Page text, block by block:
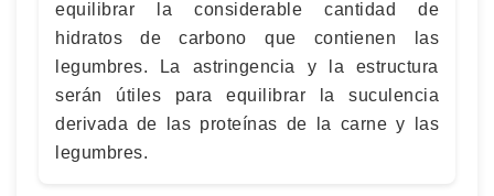
equilibrar la considerable cantidad de
hidratos de carbono que contienen las
legumbres. La astringencia y la estructura
serán útiles para equilibrar la suculencia
derivada de las proteínas de la carne y las
legumbres.